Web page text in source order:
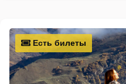
Есть билеты